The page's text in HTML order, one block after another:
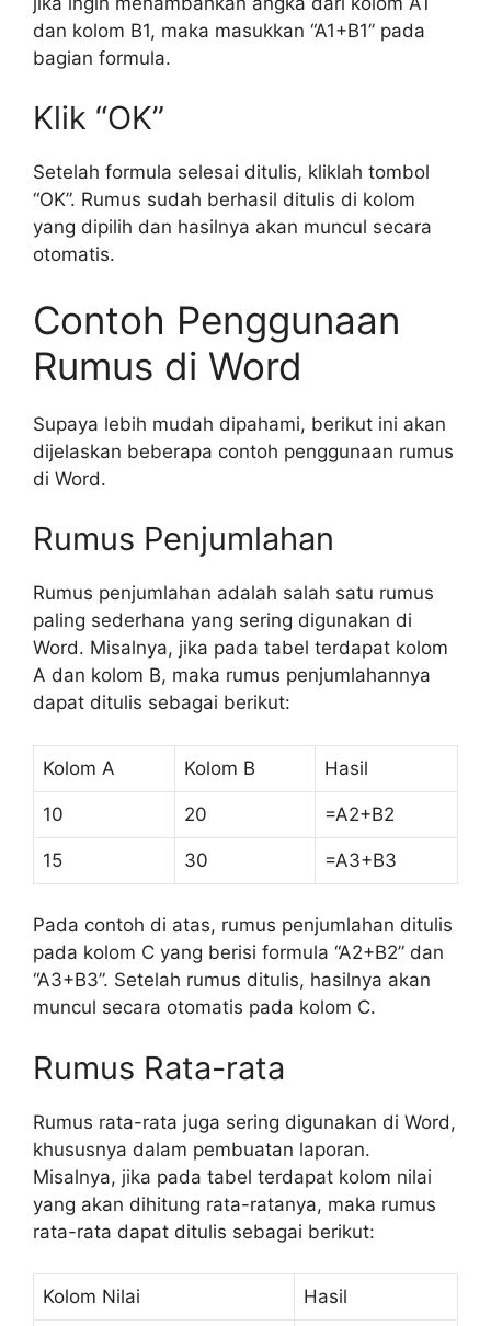
dan kolom B1, maka masukkan “A1+B1” pada
bagian formula.
Klik “OK”
Setelah formula selesai ditulis, kliklah tombol
“OK”. Rumus sudah berhasil ditulis di kolom
yang dipilih dan hasilnya akan muncul secara
otomatis.
Contoh Penggunaan
Rumus di Word
Supaya lebih mudah dipahami, berikut ini akan
dijelaskan beberapa contoh penggunaan rumus
di Word.
Rumus Penjumlahan
Rumus penjumlahan adalah salah satu rumus
paling sederhana yang sering digunakan di
Word. Misalnya, jika pada tabel terdapat kolom
A dan kolom B, maka rumus penjumlahannya
dapat ditulis sebagai berikut:
Kolom A Kolom B Hasil
10 20 =A2+B2
15 30 =A3+B3
Pada contoh di atas, rumus penjumlahan ditulis
pada kolom C yang berisi formula “A2+B2” dan
“A3+B3”. Setelah rumus ditulis, hasilnya akan
muncul secara otomatis pada kolom C.
Rumus Rata-rata
Rumus rata-rata juga sering digunakan di Word,
khususnya dalam pembuatan laporan.
Misalnya, jika pada tabel terdapat kolom nilai
yang akan dihitung rata-ratanya, maka rumus
rata-rata dapat ditulis sebagai berikut:
Kolom Nilai Hasil